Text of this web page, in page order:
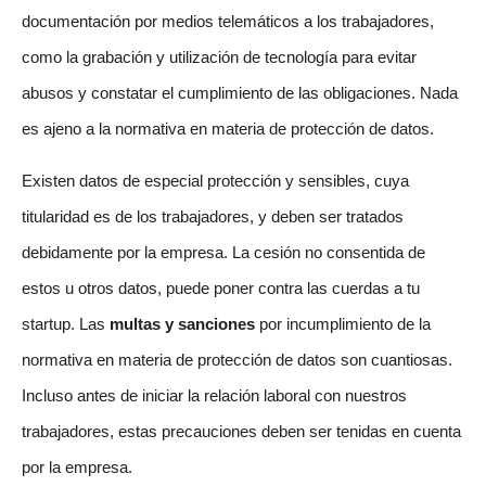
documentación por medios telemáticos a los trabajadores,
como la grabación y utilización de tecnología para evitar
abusos y constatar el cumplimiento de las obligaciones. Nada
es ajeno a la normativa en materia de protección de datos.
Existen datos de especial protección y sensibles, cuya
titularidad es de los trabajadores, y deben ser tratados
debidamente por la empresa. La cesión no consentida de
estos u otros datos, puede poner contra las cuerdas a tu
startup. Las multas y sanciones por incumplimiento de la
normativa en materia de protección de datos son cuantiosas.
Incluso antes de iniciar la relación laboral con nuestros
trabajadores, estas precauciones deben ser tenidas en cuenta
por la empresa.